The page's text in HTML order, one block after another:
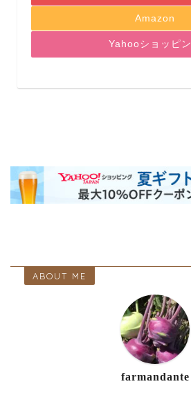
Amazon
Yahooショッピ
ABOUT ME
farmandante